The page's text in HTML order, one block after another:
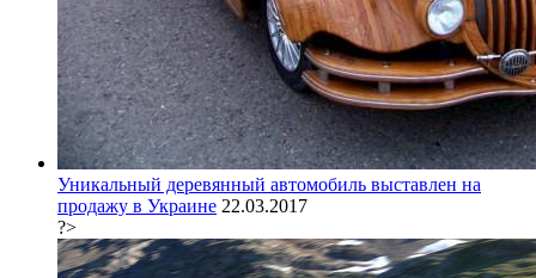
Уникальный деревянный автомобиль выставлен на
продажу в Украине 22.03.2017
?>